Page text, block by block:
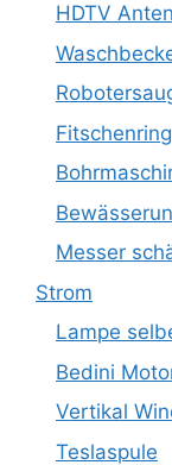
HDTV
Messer
Strom
Lampe
Bedini
Vertikal
Teslaspule